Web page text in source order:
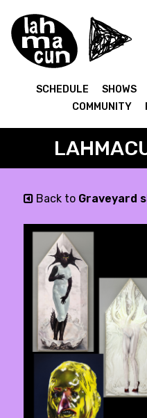
SCHEDULE SHOWS
COMMUNITY
Back to Graveyard